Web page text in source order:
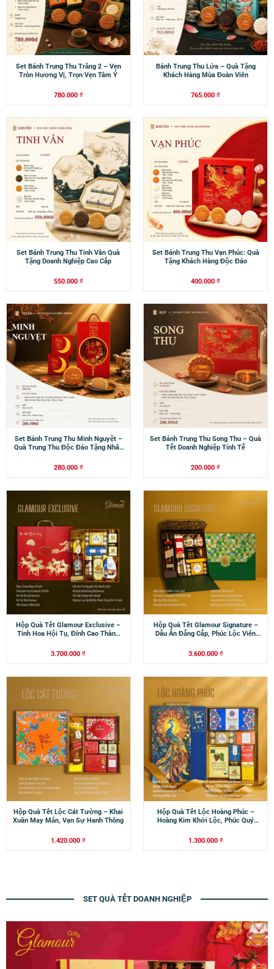
Set Bánh Trung Thu Trăng 2 – Vẹn
Tròn Hương Vị, Trọn Vẹn Tâm Ý
780.000 ₫
Bánh Trung Thu Lửa – Quà Tặng
Khách Hàng Mùa Đoàn Viên
765.000₫
Set Bánh Trung Thu Tinh Vân Quà
Tặng Doanh Nghiệp Cao Cấp
550.000 ₫
Set Bánh Trung Thu Vạn Phúc: Quà
Tặng Khách Hàng Độc Đáo
400.000₫
Set Bánh Trung Thu Minh Nguyệt –
Quà Trung Thu Độc Đáo Tặng Nhân
280.000 ₫
Set Bánh Trung Thu Song Thu – Quà
Tết Doanh Nghiệp Tinh Tế
200.000₫
Hộp Quà Tết Glamour Exclusive –
Tinh Hoa Hội Tụ, Đỉnh Cao Thành
3.700.000₫
Hộp Quà Tết Glamour Signature –
Dấu Ấn Đẳng Cấp, Phúc Lộc Viên
3.600.000 ₫
Hộp Quà Tết Lộc Cát Tường – Khai
Xuân May Mắn, Vạn Sự Hanh Thông
1.420.000₫
Hộp Quà Tết Lộc Hoàng Phúc –
Hoàng Kim Khởi Lộc, Phúc Quý
1.300.000 ₫
SET QUÀ TẾT DOANH NGHIỆP